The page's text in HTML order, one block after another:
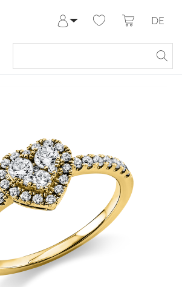
Meine Bestellungen
DE